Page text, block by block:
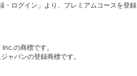
ログイン」より、プレミアムコースを登録
の商標です。
ャパンの登録商標です。